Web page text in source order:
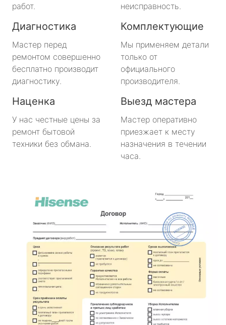
работ.
неисправность.
Диагностика
Мастер перед
ремонтом совершенно
бесплатно производит
диагностику.
Комплектующие
Мы применяем детали
только от
официального
производителя.
Наценка
У нас честные цены за
ремонт бытовой
техники без обмана.
Выезд мастера
Мастер оперативно
приезжает к месту
назначения в течении
часа.